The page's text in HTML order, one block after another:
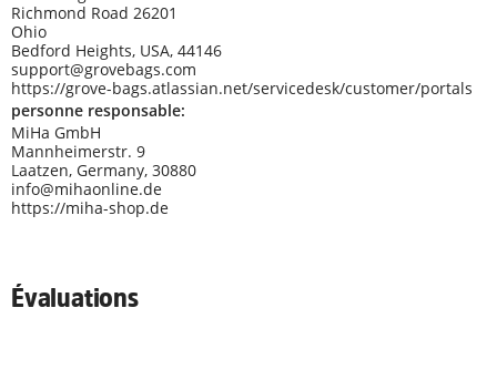
Richmond Road 26201
Ohio
Bedford Heights, USA, 44146
support@grovebags.com
https://grove-bags.atlassian.net/servicedesk/customer/portals
personne responsable:
MiHa GmbH
Mannheimerstr. 9
Laatzen, Germany, 30880
info@mihaonline.de
https://miha-shop.de
Évaluations